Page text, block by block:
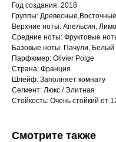
Год создания: 2018
Группы: Древесные,Восточные
Верхние ноты: Апельсин,
Средние ноты: Фруктовые
Базовые ноты: Пачули, Белый
Парфюмер: Olivier Polge
Страна: Франция
Шлейф: Заполняет комнату
Сегмент: Люкс / Элитная
Стойкость: Очень стойкий от
Смотрите также